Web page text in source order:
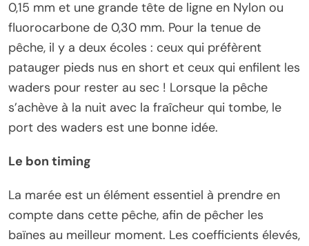
0,15 mm et une grande tête de ligne en Nylon ou
fluorocarbone de 0,30 mm. Pour la tenue de
pêche, il y a deux écoles : ceux qui préfèrent
patauger pieds nus en short et ceux qui enfilent les
waders pour rester au sec ! Lorsque la pêche
s’achève à la nuit avec la fraîcheur qui tombe, le
port des waders est une bonne idée.
Le bon timing
La marée est un élément essentiel à prendre en
compte dans cette pêche, afin de pêcher les
baïnes au meilleur moment. Les coefficients élevés,